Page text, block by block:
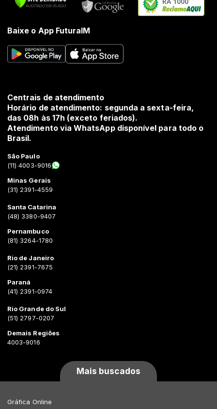
Baixe o App FuturaIM
Centrais de atendimento
Horário de atendimento: segunda a sexta-feira,
das 08h às 17h (exceto feriados).
Atendimento via WhatsApp disponível para todo o
Brasil.
São Paulo
(11) 4003-9016
Minas Gerais
(31) 2391-4559
Santa Catarina
(48) 3380-9407
Pernambuco
(81) 3264-1780
Rio de Janeiro
(21) 2391-7675
Paraná
(41) 2391-0974
Rio Grande do Sul
(51) 2797-0207
Demais Regiões
4003-9016
Mais buscados
Gráfica Online